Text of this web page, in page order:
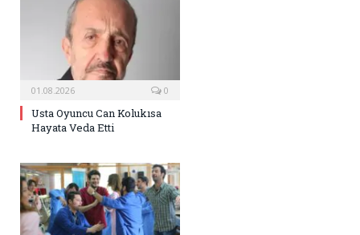
01.08.2026 0
Usta Oyuncu Can Kolukısa
Hayata Veda Etti